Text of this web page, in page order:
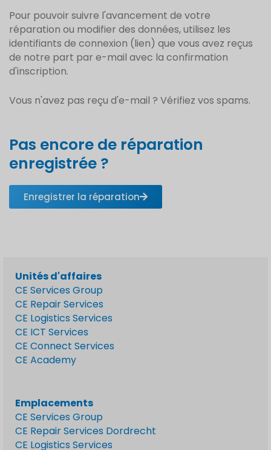
Pour pouvoir suivre l'avancement de votre
réparation ou modifier des données, utilisez les
identifiants de connexion (lien) que vous avez reçus
de notre part par e-mail avec la confirmation
d'inscription.
Vous n'avez pas reçu d'e-mail ? Vérifiez vos spams.
Pas encore de réparation
enregistrée ?
Enregistrer la réparation
Unités d'affaires
CE Services Group
CE Repair Services
CE Logistics Services
CE ICT Services
CE Connect Services
CE Academy
Emplacements
CE Services Group
CE Repair Services Dordrecht
CE Logistics Services